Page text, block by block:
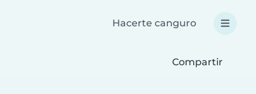
Hacerte canguro
Compartir